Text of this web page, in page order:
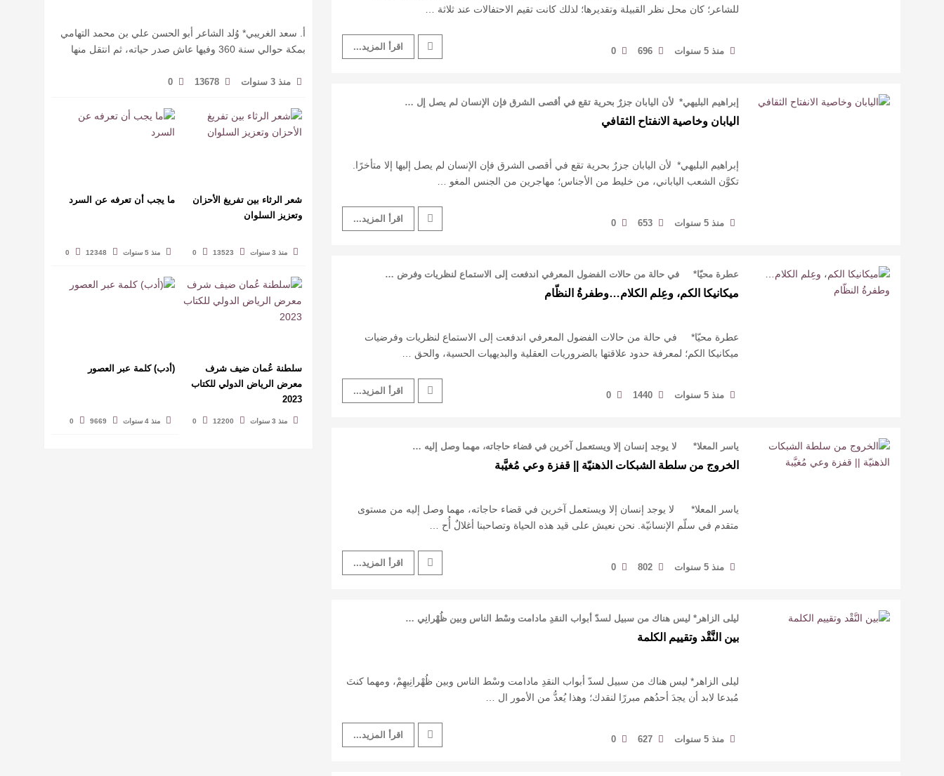
أ. سعد الغريبي* وُلد الشاعر أبو الحسن علي بن محمد التهامي
بمكة حوالي سنة 360 وفيها عاش صدر حياته، ثم انتقل منها
منذ 3 سنوات 13678
0
شعر الرثاء بين تفريغ الأحزان
وتعزيز السلوان
منذ 3 سنوات 13523
0
ما يجب أن تعرفه عن السرد
منذ 5 سنوات 12348
0
سلطنة عُمان ضيف شرف
معرض الرياض الدولي للكتاب
2023
منذ 3 سنوات 12200
0
(أدب) كلمة عبر العصور
منذ 4 سنوات 9669
0
للشاعر؛ كان محل نظر القبيلة وتقديرها؛ لذلك كانت تقيم الاحتفالات عند ثلاثة …
منذ 5 سنوات 696
0 اقرأ المزيد...
إبراهيم البليهي* لأن اليابان جزرٌ بحرية تقع في أقصى الشرق فإن الإنسان لم يصل إل …
اليابان وخاصية الانفتاح الثقافي
إبراهيم البليهي* لأن اليابان جزرٌ بحرية تقع في أقصى الشرق فإن الإنسان لم يصل إليها إلا متأخرًا.
تكوَّن الشعب الياباني، من خليط من الأجناس؛ مهاجرين من الجنس المغو …
منذ 5 سنوات 653
0 اقرأ المزيد...
عطرة محيّا* في حالة من حالات الفضول المعرفي اندفعت إلى الاستماع لنظريات وفرض …
ميكانيكا الكم، وعِلم الكلام…وطفرةُ النظّام
عطرة محيّا* في حالة من حالات الفضول المعرفي اندفعت إلى الاستماع لنظريات وفرضيات
ميكانيكا الكم؛ لمعرفة حدود علاقتها بالضروريات العقلية والبديهيات الحسية، والحق …
منذ 5 سنوات 1440
0 اقرأ المزيد...
ياسر المعلا* لا يوجد إنسان إلا ويستعمل آخرين في قضاء حاجاته، مهما وصل إليه …
الخروج من سلطة الشبكات الذهنيّة || قفزة وعي مُغيَّبة
ياسر المعلا* لا يوجد إنسان إلا ويستعمل آخرين في قضاء حاجاته، مهما وصل إليه من مستوى
متقدم في سلّم الإنسانيّة. نحن نعيش على قيد هذه الحياة وتصاحبنا أغلالٌ أُح …
منذ 5 سنوات 802
0 اقرأ المزيد...
ليلى الزاهر* ليس هناك من سبيل لسدّ أبواب النقدِ مادامت وسْط الناس وبين ظُهْرانِي …
بين النَّقْد وتقييم الكلمة
ليلى الزاهر* ليس هناك من سبيل لسدّ أبواب النقدِ مادامت وسْط الناس وبين ظُهْرانِيهِمْ، ومهما كنتَ
مُبدعا لابد أن يجدَ أحدُهم مبررًا لنقدك؛ وهذا يُعدُّ من الأمور ال …
منذ 5 سنوات 627
0 اقرأ المزيد...